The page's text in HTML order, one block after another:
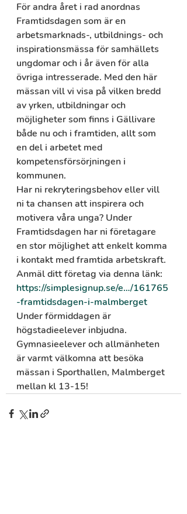
För andra året i rad anordnas
Framtidsdagen som är en
arbetsmarknads-, utbildnings- och
inspirationsmässa för samhällets
ungdomar och i år även för alla
övriga intresserade. Med den här
mässan vill vi visa på vilken bredd
av yrken, utbildningar och
möjligheter som finns i Gällivare
både nu och i framtiden, allt som
en del i arbetet med
kompetensförsörjningen i
kommunen.
Har ni rekryteringsbehov eller vill
ni ta chansen att inspirera och
motivera våra unga? Under
Framtidsdagen har ni företagare
en stor möjlighet att enkelt komma
i kontakt med framtida arbetskraft.
Anmäl ditt företag via denna länk:
https://simplesignup.se/e…/161765
-framtidsdagen-i-malmberget
Under förmiddagen är
högstadieelever inbjudna.
Gymnasieelever och allmänheten
är varmt välkomna att besöka
mässan i Sporthallen, Malmberget
mellan kl 13-15!